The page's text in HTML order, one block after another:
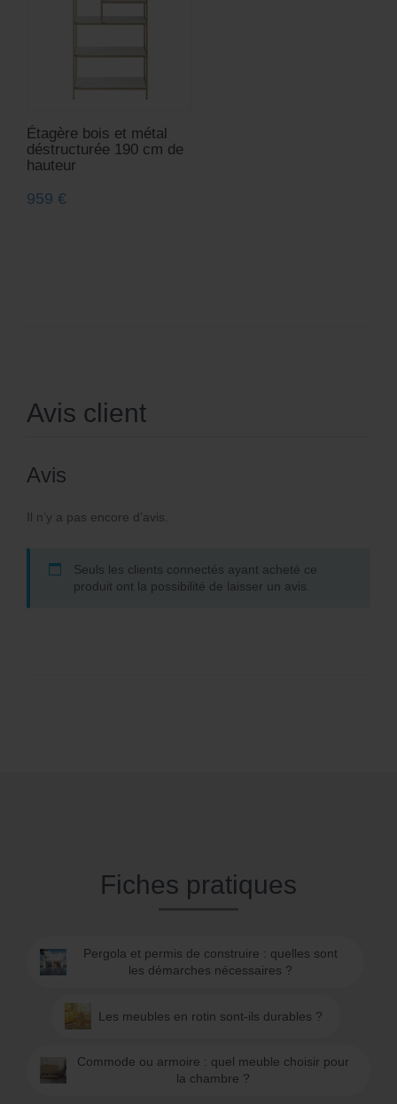
Étagère bois et métal
déstructurée 190 cm de
hauteur
959 €
Avis client
Avis
Il n’y a pas encore d’avis.
Seuls les clients connectés ayant acheté ce
produit ont la possibilité de laisser un avis.
Fiches pratiques
Pergola et permis de construire : quelles sont
les démarches nécessaires ?
Les meubles en rotin sont-ils durables ?
Commode ou armoire : quel meuble choisir pour
la chambre ?